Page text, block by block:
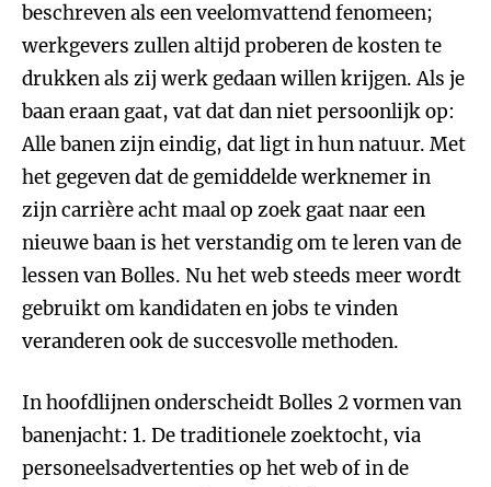
beschreven als een veelomvattend fenomeen;
werkgevers zullen altijd proberen de kosten te
drukken als zij werk gedaan willen krijgen. Als je
baan eraan gaat, vat dat dan niet persoonlijk op:
Alle banen zijn eindig, dat ligt in hun natuur. Met
het gegeven dat de gemiddelde werknemer in
zijn carrière acht maal op zoek gaat naar een
nieuwe baan is het verstandig om te leren van de
lessen van Bolles. Nu het web steeds meer wordt
gebruikt om kandidaten en jobs te vinden
veranderen ook de succesvolle methoden.
In hoofdlijnen onderscheidt Bolles 2 vormen van
banenjacht: 1. De traditionele zoektocht, via
personeelsadvertenties op het web of in de